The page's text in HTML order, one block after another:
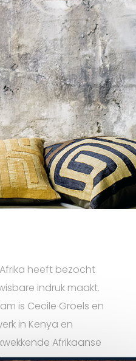
heeft bezocht
indruk maakt.
is Cecile Groels en
in Kenya en
Afrikaanse